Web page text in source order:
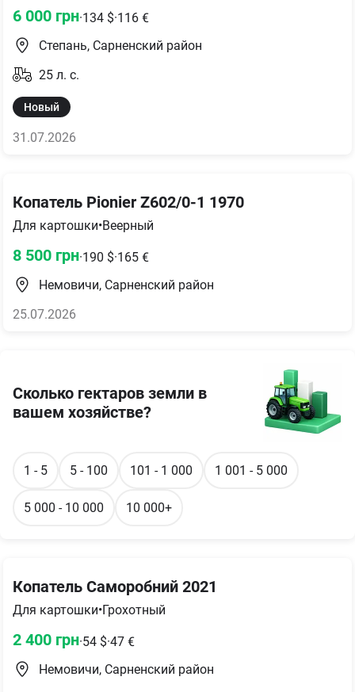
6 000 грн·134 $·116 €
Степань, Сарненский район
25 л. с.
Новый
31.07.2026
Копатель Pionier Z602/0-1 1970
Для картошки•Веерный
8 500 грн·190 $·165 €
Немовичи, Сарненский район
25.07.2026
Копатель Саморобний 2021
Для картошки•Грохотный
2 400 грн·54 $·47 €
Немовичи, Сарненский район
Сколько гектаров земли в
вашем хозяйстве?
1 - 5 5 - 100 101 - 1 000 1 001 - 5 000
5 000 - 10 000 10 000+